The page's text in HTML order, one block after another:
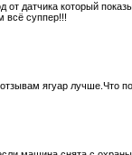
который
всё суппер!!!
ягуар лучше.Что